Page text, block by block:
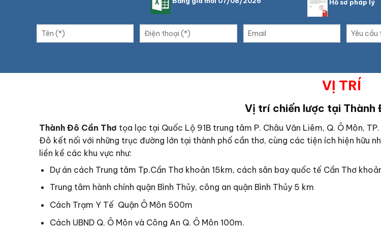
Hồ sơ pháp lý
VỊ TRÍ
Vị trí chiến lược tại Thành
Thành Đô Cần Thơ tọa lạc tại Quốc Lộ 91B trung tâm P. Châu Văn Liêm, Q. Ô Môn,
Đô kết nối với những trục đường lớn tại thành phố cần thơ, cùng các tiện ích hiện hữu
liền kề các khu vực như:
Dự án cách Trung tâm Tp.Cần Thơ khoản 15km, cách sân bay quốc tế Cần Thơ
Trung tâm hành chính quận Bình Thủy, công an quận Bình Thủy 5 km
Cách Trạm Y Tế Quận Ô Môn 500m
Cách UBND Q. Ô Môn và Công An Q. Ô Môn 100m.